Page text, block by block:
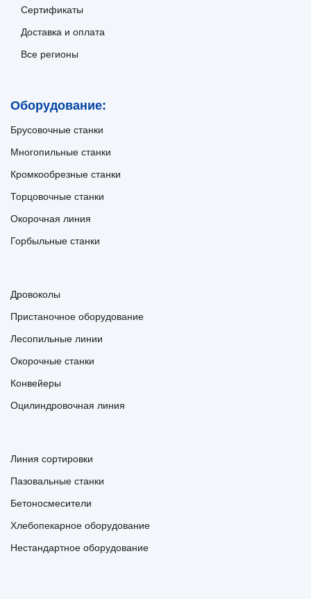
Сертификаты
Доставка и оплата
Все регионы
Оборудование:
Брусовочные станки
Многопильные станки
Кромкообрезные станки
Торцовочные станки
Окорочная линия
Горбыльные станки
Дровоколы
Пристаночное оборудование
Лесопильные линии
Окорочные станки
Конвейеры
Оцилиндровочная линия
Линия сортировки
Пазовальные станки
Бетоносмесители
Хлебопекарное оборудование
Нестандартное оборудование